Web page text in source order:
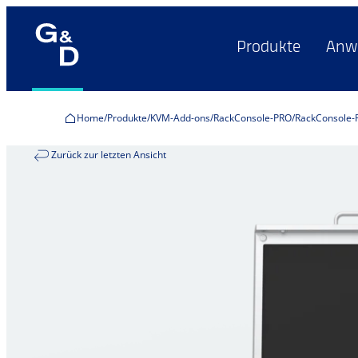
Produkte
Home Produkte KVM-Add-ons RackConsole-PRO RackConsole-
Zurück zur letzten Ansicht